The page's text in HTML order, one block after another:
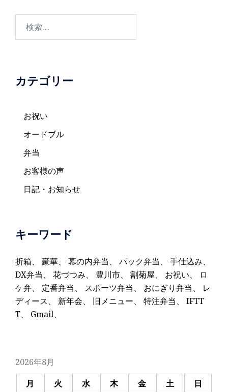
ー
ョ
カテゴリー
お祝い
オードブル
弁当
お客様の声
日記・お知らせ
キーワード
折箱、 豪華、 幕の内弁当、 パック弁当、 手仕込み、
DX弁当、 花づつみ、 豊川市、 割菊屋、 お祝い、
ロ
ケ弁、 定番弁当、 スポーツ弁当、 おにぎり弁当、 レ
ディース、 新年会、 旧メニュー、 特注弁当、 IFTT
T、 Gmail、
2026年8月
月
火 水 木 金 土
日